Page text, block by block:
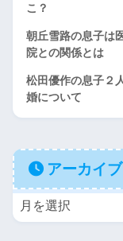
こ？
朝丘雪路の息子は
院との関係とは
松田優作の息子２
婚について
アーカイブ